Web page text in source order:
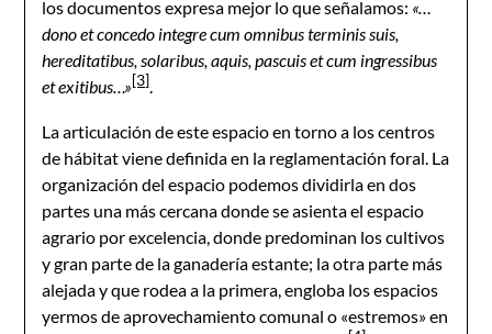
los documentos expresa mejor lo que señalamos: «…
dono et concedo integre cum omnibus terminis suis,
hereditatibus, solaribus, aquis, pascuis et cum ingressibus
et exitibus…»[3].
La articulación de este espacio en torno a los centros
de hábitat viene definida en la reglamentación foral. La
organización del espacio podemos dividirla en dos
partes una más cercana donde se asienta el espacio
agrario por excelencia, donde predominan los cultivos
y gran parte de la ganadería estante; la otra parte más
alejada y que rodea a la primera, engloba los espacios
yermos de aprovechamiento comunal o «estremos» en